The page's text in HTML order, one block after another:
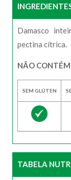
Damasco
pectina cítrica.
NÃO
SEM GLÚTEN
TABELA